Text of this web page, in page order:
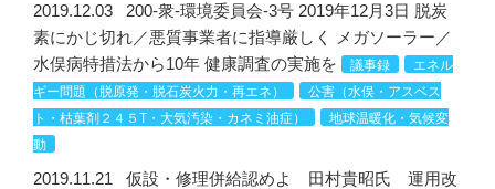
2019.12.03
200-衆-環境委員会-3号 2019年12月3日 脱炭
素にかじ切れ／悪質事業者に指導厳しく メガソーラー／
水俣病特措法から10年 健康調査の実施を
議事録
エネル
ギー問題（脱原発・脱石炭火力・再エネ）
公害（水俣・アスベス
ト・枯葉剤２４５T・大気汚染・カネミ油症）
地球温暖化・気候変
動
2019.11.21
仮設・修理併給認めよ 田村貴昭氏 運用改